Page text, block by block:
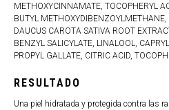
METHOXYCINNAMATE, TOCOPHERYL
BUTYL METHOXYDIBENZOYLMETHANE,
DAUCUS CAROTA SATIVA ROOT
BENZYL SALICYLATE, LINALOOL,
PROPYL GALLATE, CITRIC ACID,
RESULTADO
Una piel hidratada y protegida contra las